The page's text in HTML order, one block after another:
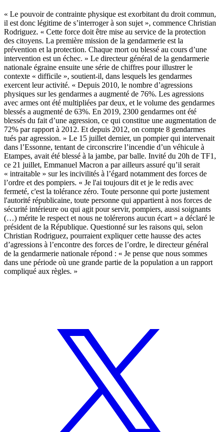
« Le pouvoir de contrainte physique est exorbitant du droit commun,
il est donc légitime de s’interroger à son sujet », commence Christian
Rodriguez. « Cette force doit être mise au service de la protection
des citoyens. La première mission de la gendarmerie est la
prévention et la protection. Chaque mort ou blessé au cours d’une
intervention est un échec. » Le directeur général de la gendarmerie
nationale égraine ensuite une série de chiffres pour illustrer le
contexte « difficile », soutient-il, dans lesquels les gendarmes
exercent leur activité. « Depuis 2010, le nombre d’agressions
physiques sur les gendarmes a augmenté de 76%. Les agressions
avec armes ont été multipliées par deux, et le volume des gendarmes
blessés a augmenté de 63%. En 2019, 2300 gendarmes ont été
blessés du fait d’une agression, ce qui constitue une augmentation de
72% par rapport à 2012. Et depuis 2012, on compte 8 gendarmes
tués par agression. » Le 15 juillet dernier, un pompier qui intervenait
dans l’Essonne, tentant de circonscrire l’incendie d’un véhicule à
Etampes, avait été blessé à la jambe, par balle. Invité du 20h de TF1,
ce 21 juillet, Emmanuel Macron a par ailleurs assuré qu’il serait
« intraitable » sur les incivilités à l’égard notamment des forces de
l’ordre et des pompiers. « Je l'ai toujours dit et je le redis avec
fermeté, c'est la tolérance zéro. Toute personne qui porte justement
l'autorité républicaine, toute personne qui appartient à nos forces de
sécurité intérieure ou qui agit pour servir, pompiers, aussi soignants
(…) mérite le respect et nous ne tolérerons aucun écart » a déclaré le
président de la République. Questionné sur les raisons qui, selon
Christian Rodriguez, pourraient expliquer cette hausse des actes
d’agressions à l’encontre des forces de l’ordre, le directeur général
de la gendarmerie nationale répond : « Je pense que nous sommes
dans une période où une grande partie de la population a un rapport
compliqué aux règles. »